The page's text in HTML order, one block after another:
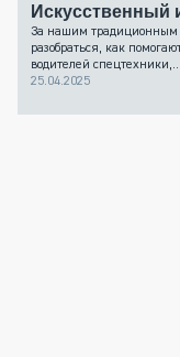
Искусственный
За нашим традиционным
разобраться, как
водителей спецтехники,...
25.04.2025